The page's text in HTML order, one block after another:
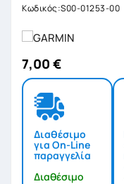
Κωδικός:S00-01253-00
7,00 €
Διαθέσιμο
για On-Line
παραγγελία
Διαθέσιμο